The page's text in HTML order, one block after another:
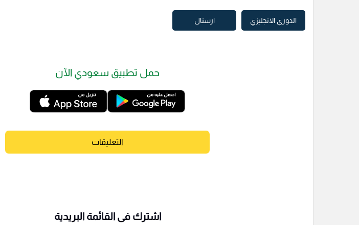
الدوري الانجليزي ارسنال
حمل تطبيق سعودي الآن
التعليقات
اشترك فى القائمة البريدية